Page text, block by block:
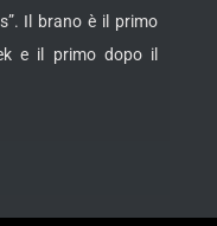
Il brano è il primo
e il primo dopo il